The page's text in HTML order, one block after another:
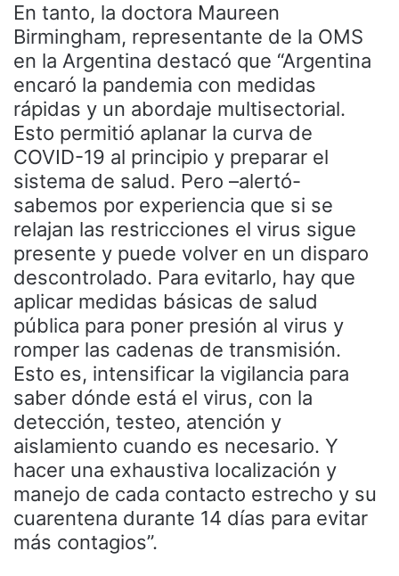
En tanto, la doctora Maureen
Birmingham, representante de la OMS
en la Argentina destacó que “Argentina
encaró la pandemia con medidas
rápidas y un abordaje multisectorial.
Esto permitió aplanar la curva de
COVID-19 al principio y preparar el
sistema de salud. Pero –alertó-
sabemos por experiencia que si se
relajan las restricciones el virus sigue
presente y puede volver en un disparo
descontrolado. Para evitarlo, hay que
aplicar medidas básicas de salud
pública para poner presión al virus y
romper las cadenas de transmisión.
Esto es, intensificar la vigilancia para
saber dónde está el virus, con la
detección, testeo, atención y
aislamiento cuando es necesario. Y
hacer una exhaustiva localización y
manejo de cada contacto estrecho y su
cuarentena durante 14 días para evitar
más contagios”.